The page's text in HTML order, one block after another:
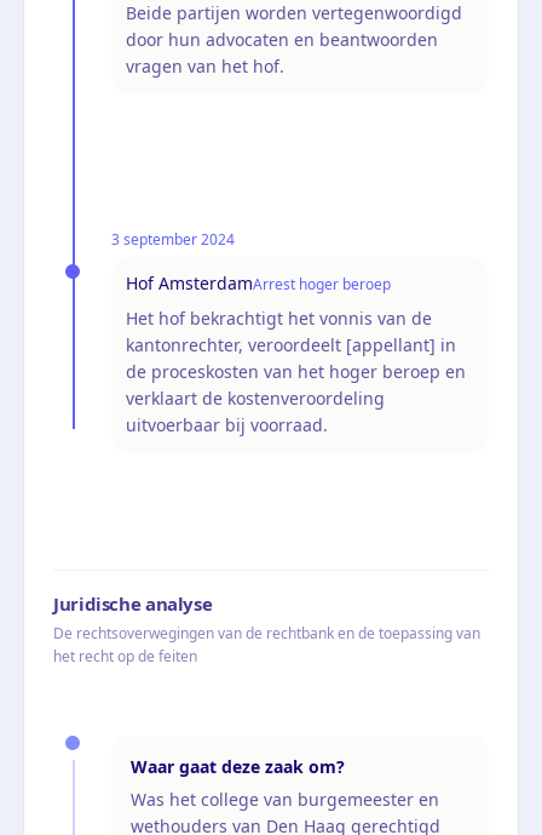
Beide partijen worden vertegenwoordigd
door hun advocaten en beantwoorden
vragen van het hof.
3 september 2024
Hof AmsterdamArrest hoger beroep
Het hof bekrachtigt het vonnis van de
kantonrechter, veroordeelt [appellant] in
de proceskosten van het hoger beroep en
verklaart de kostenveroordeling
uitvoerbaar bij voorraad.
Juridische analyse
De rechtsoverwegingen van de rechtbank en de toepassing van
het recht op de feiten
Waar gaat deze zaak om?
Was het college van burgemeester en
wethouders van Den Haag gerechtigd